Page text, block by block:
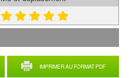
IMPRIMER AU FORMAT PDF